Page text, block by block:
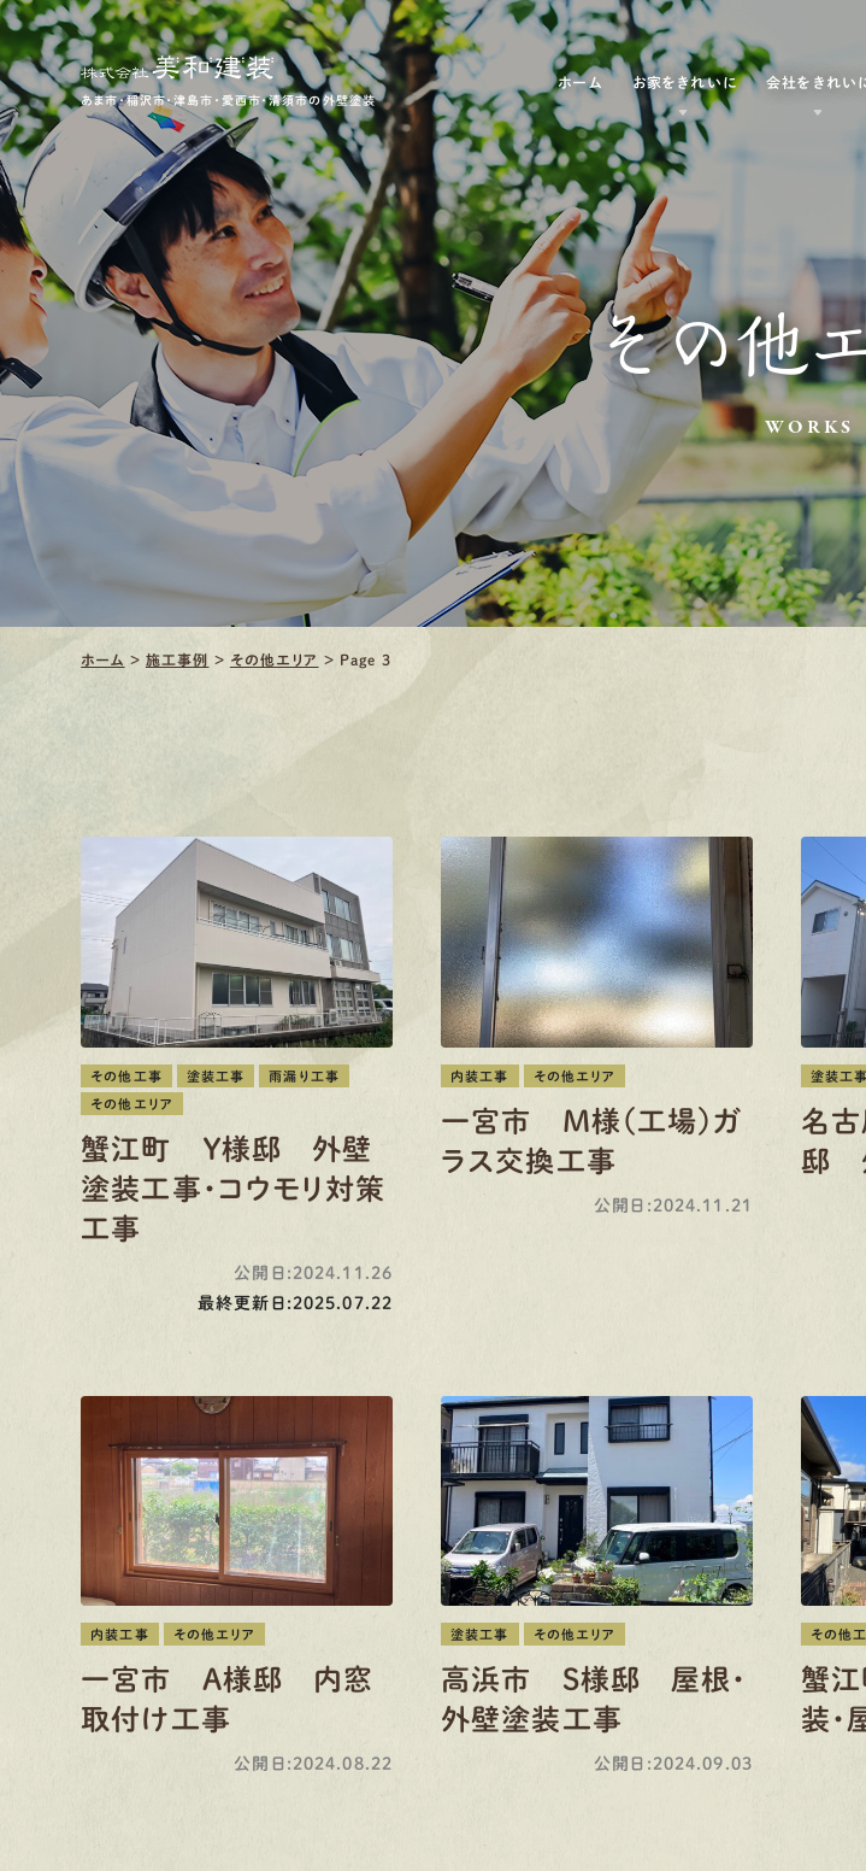
あま市・稲沢市・津島市・愛西市・清須市の外壁塗装
ホーム お家をきれいに 会社をきれい
その他
WORKS
ホーム > 施工事例 > その他エリア > Page 3
その他工事 塗装工事 雨漏り工事
その他エリア
蟹江町 Ｙ様邸 外壁
塗装工事・コウモリ対策
工事
公開日:2024.11.26
最終更新日:2025.07.22
内装工事 その他エリア
一宮市 M様（工場）ガ
ラス交換工事
公開日:2024.11.21
塗装工事
名
邸
内装工事 その他エリア
一宮市 A様邸 内窓
取付け工事
公開日:2024.08.22
塗装工事 その他エリア
高浜市 S様邸 屋根・
外壁塗装工事
公開日:2024.09.03
その他
蟹
装・